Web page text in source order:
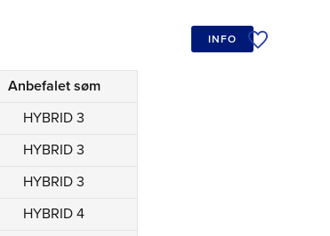
Anbefalet søm
HYBRID 3
HYBRID 3
HYBRID 3
HYBRID 4
Tilføj til
INFO